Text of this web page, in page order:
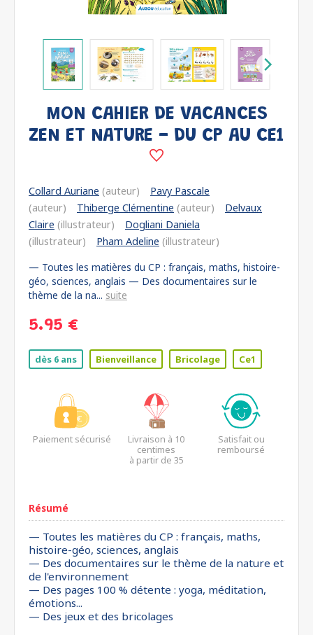
MON CAHIER DE VACANCES
ZEN ET NATURE - DU CP AU CE1
Collard Auriane (auteur)
Pavy Pascale
(auteur)
Thiberge Clémentine (auteur)
Delvaux
Claire (illustrateur)
Dogliani Daniela
(illustrateur)
Pham Adeline (illustrateur)
— Toutes les matières du CP : français, maths, histoire-
géo, sciences, anglais — Des documentaires sur le
thème de la na... suite
5.95 €
dès 6 ans Bienveillance Bricolage Ce1
Paiement sécurisé
Livraison à 10
centimes
à partir de 35
Satisfait ou
remboursé
Résumé
— Toutes les matières du CP : français, maths,
histoire-géo, sciences, anglais
— Des documentaires sur le thème de la nature et
de l'environnement
— Des pages 100 % détente : yoga, méditation,
émotions...
— Des jeux et des bricolages